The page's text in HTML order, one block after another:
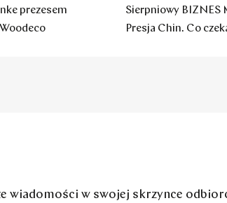
prezesem
Sierpniowy BIZNES
Presja Chin. Co
wiadomości w swojej skrzynce